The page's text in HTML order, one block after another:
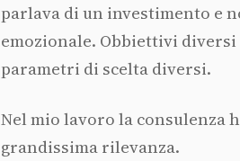
parlava di un investimento e
emozionale. Obbiettivi diversi
parametri di scelta diversi.
Nel mio lavoro la consulenza
grandissima rilevanza.